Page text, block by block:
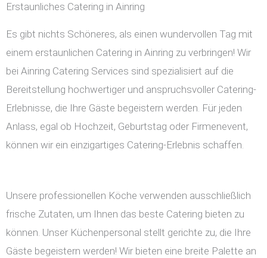
Erstaunliches Catering in Ainring
Es gibt nichts Schöneres, als einen wundervollen Tag mit
einem erstaunlichen Catering in Ainring zu verbringen! Wir
bei Ainring Catering Services sind spezialisiert auf die
Bereitstellung hochwertiger und anspruchsvoller Catering-
Erlebnisse, die Ihre Gäste begeistern werden. Für jeden
Anlass, egal ob Hochzeit, Geburtstag oder Firmenevent,
können wir ein einzigartiges Catering-Erlebnis schaffen.
Unsere professionellen Köche verwenden ausschließlich
frische Zutaten, um Ihnen das beste Catering bieten zu
können. Unser Küchenpersonal stellt gerichte zu, die Ihre
Gäste begeistern werden! Wir bieten eine breite Palette an